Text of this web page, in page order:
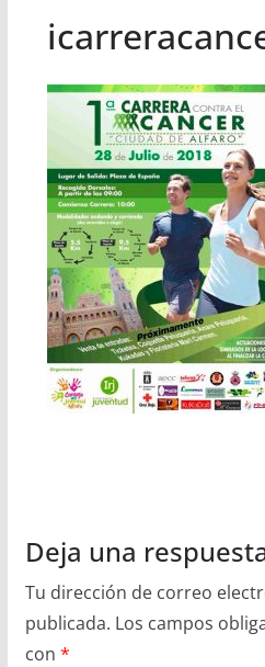
Deja una
Tu dirección de correo
publicada. Los campos
con *